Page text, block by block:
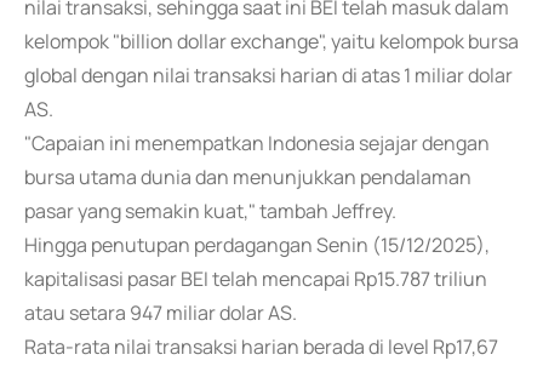
nilai transaksi, sehingga saat ini BEI telah masuk dalam
kelompok "billion dollar exchange", yaitu kelompok bursa
global dengan nilai transaksi harian di atas 1 miliar dolar
AS.
"Capaian ini menempatkan Indonesia sejajar dengan
bursa utama dunia dan menunjukkan pendalaman
pasar yang semakin kuat," tambah Jeffrey.
Hingga penutupan perdagangan Senin (15/12/2025),
kapitalisasi pasar BEI telah mencapai Rp15.787 triliun
atau setara 947 miliar dolar AS.
Rata-rata nilai transaksi harian berada di level Rp17,67